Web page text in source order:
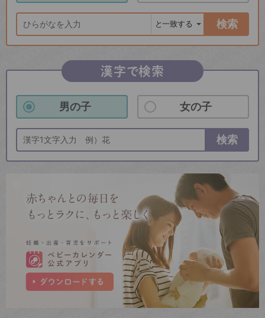
検索
漢字で検索
男の子 女の子
検索